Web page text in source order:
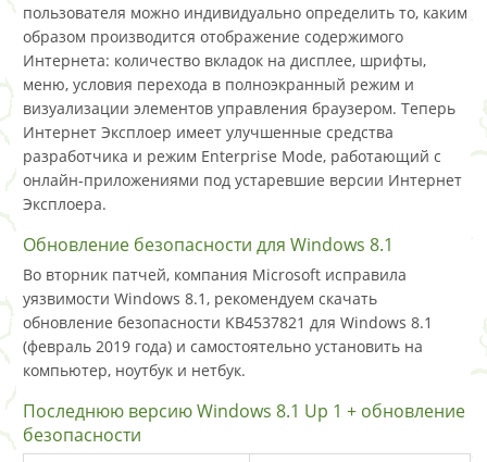
пользователя можно индивидуально определить то, каким
образом производится отображение содержимого
Интернета: количество вкладок на дисплее, шрифты,
меню, условия перехода в полноэкранный режим и
визуализации элементов управления браузером. Теперь
Интернет Эксплоер имеет улучшенные средства
разработчика и режим Enterprise Mode, работающий с
онлайн-приложениями под устаревшие версии Интернет
Эксплоера.
Обновление безопасности для Windows 8.1
Во вторник патчей, компания Microsoft исправила
уязвимости Windows 8.1, рекомендуем скачать
обновление безопасности KB4537821 для Windows 8.1
(февраль 2019 года) и самостоятельно установить на
компьютер, ноутбук и нетбук.
Последнюю версию Windows 8.1 Up 1 + обновление
безопасности